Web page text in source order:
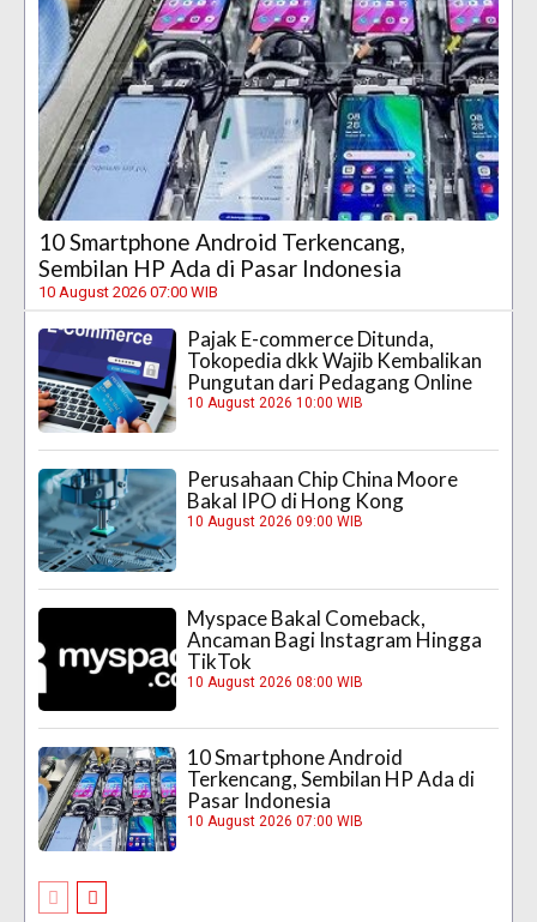
10 Smartphone Android Terkencang,
Sembilan HP Ada di Pasar Indonesia
10 August 2026 07:00 WIB
Pajak E-commerce Ditunda,
Tokopedia dkk Wajib Kembalikan
Pungutan dari Pedagang Online
10 August 2026 10:00 WIB
Perusahaan Chip China Moore
Bakal IPO di Hong Kong
10 August 2026 09:00 WIB
Myspace Bakal Comeback,
Ancaman Bagi Instagram Hingga
TikTok
10 August 2026 08:00 WIB
10 Smartphone Android
Terkencang, Sembilan HP Ada di
Pasar Indonesia
10 August 2026 07:00 WIB